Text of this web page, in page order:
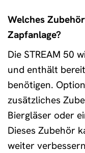
Welches
Zapfanlage?
Die STREAM 50
und enthält
benötigen.
zusätzliches
Biergläser oder
Dieses Zubehör
weiter